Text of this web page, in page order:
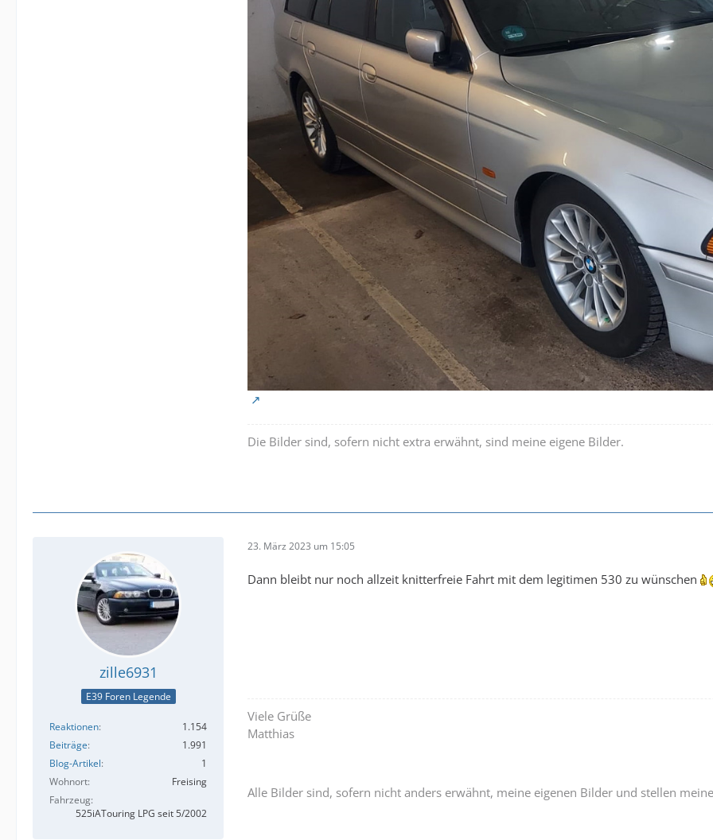
Die Bilder sind, sofern nicht extra erwähnt, sind meine eigene Bilder.
zille6931
E39 Foren Legende
Reaktionen
1.154
Beiträge
1.991
Blog-Artikel
1
Wohnort
Freising
Fahrzeug
525iATouring LPG seit 5/2002
23. März 2023 um 15:05
Dann bleibt nur noch allzeit knitterfreie Fahrt mit dem legitimen 530 zu wünschen
Viele Grüße
Matthias
Alle Bilder sind, sofern nicht anders erwähnt, meine eigenen Bilder und stellen